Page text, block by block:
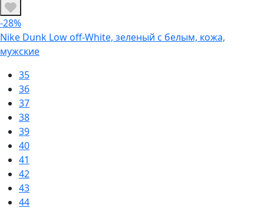
-28%
Nike Dunk Low off-White, зеленый с белым, кожа,
мужские
35
36
37
38
39
40
41
42
43
44